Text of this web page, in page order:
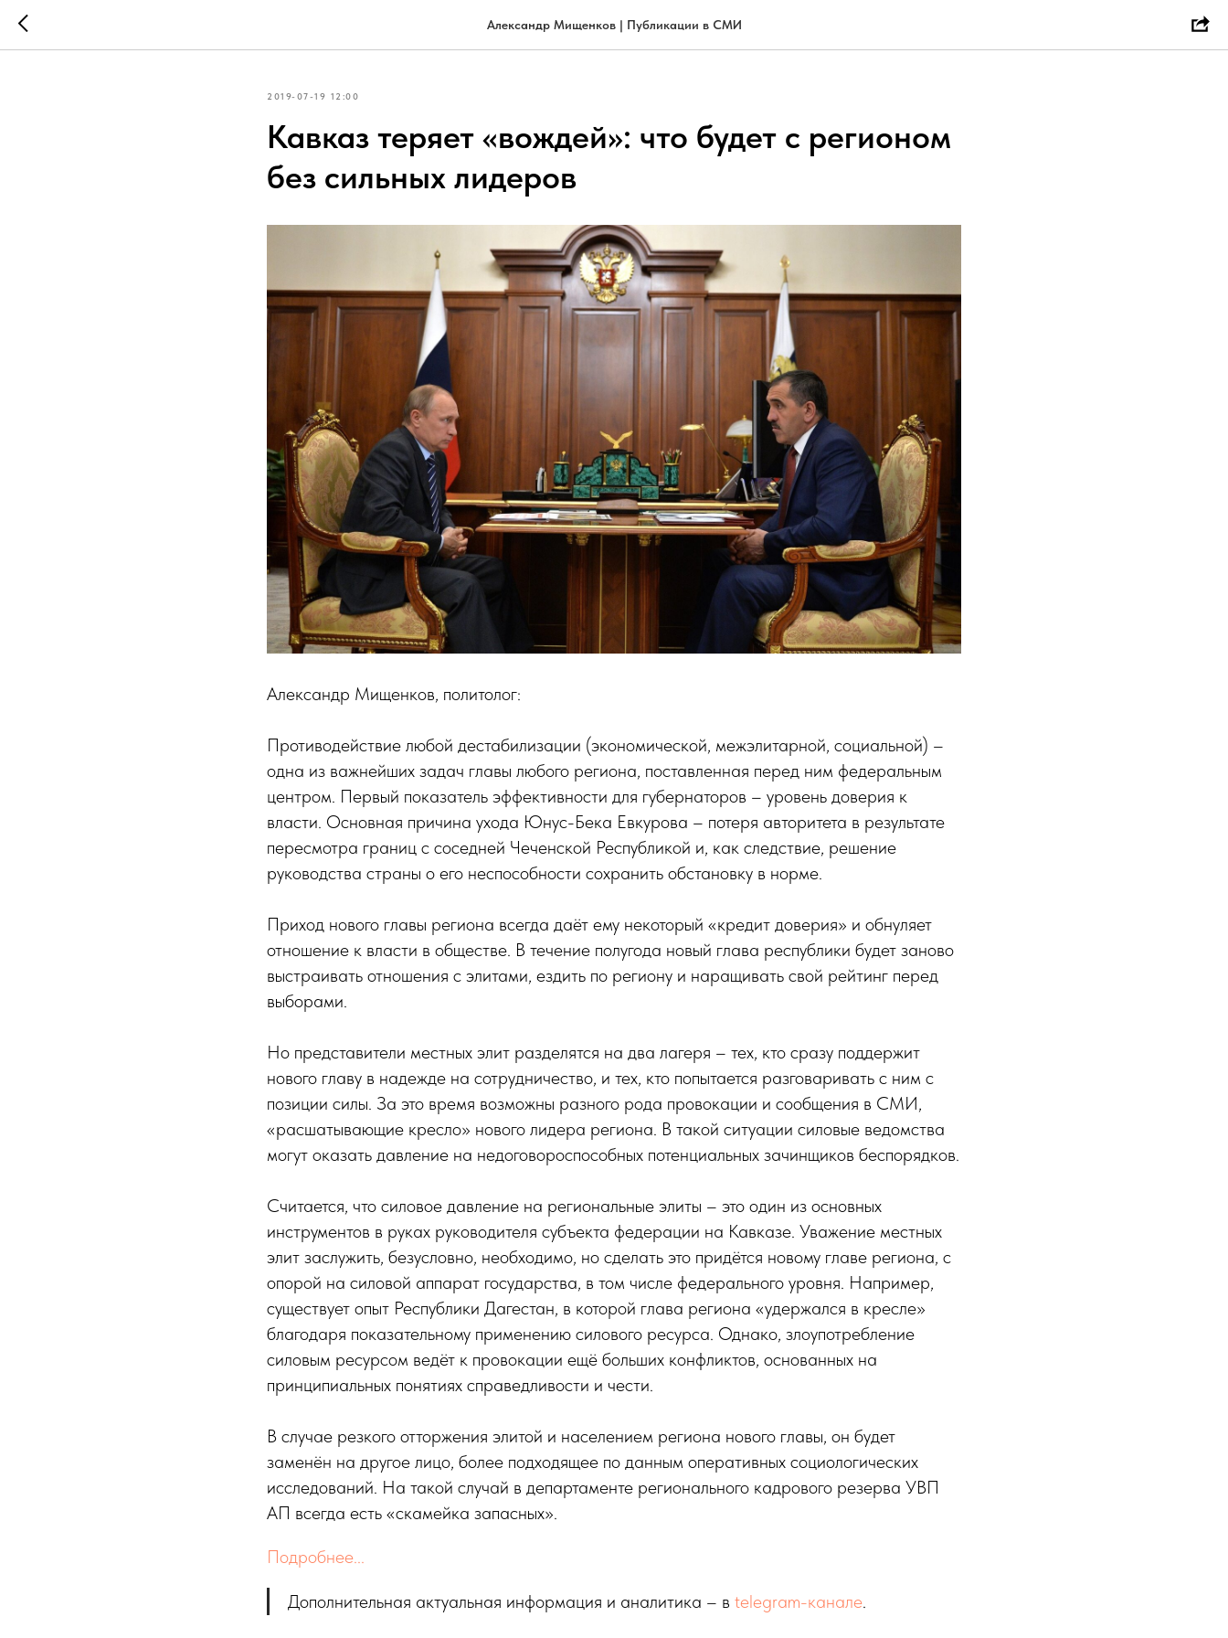
Александр Мищенков | Публикации в СМИ
2019-07-19 12:00
Кавказ теряет «вождей»: что будет с регионом
без сильных лидеров
Александр Мищенков, политолог:
Противодействие любой дестабилизации (экономической, межэлитарной, социальной) –
одна из важнейших задач главы любого региона, поставленная перед ним федеральным
центром. Первый показатель эффективности для губернаторов – уровень доверия к
власти. Основная причина ухода Юнус-Бека Евкурова – потеря авторитета в результате
пересмотра границ с соседней Чеченской Республикой и, как следствие, решение
руководства страны о его неспособности сохранить обстановку в норме.
Приход нового главы региона всегда даёт ему некоторый «кредит доверия» и обнуляет
отношение к власти в обществе. В течение полугода новый глава республики будет заново
выстраивать отношения с элитами, ездить по региону и наращивать свой рейтинг перед
выборами.
Но представители местных элит разделятся на два лагеря – тех, кто сразу поддержит
нового главу в надежде на сотрудничество, и тех, кто попытается разговаривать с ним с
позиции силы. За это время возможны разного рода провокации и сообщения в СМИ,
«расшатывающие кресло» нового лидера региона. В такой ситуации силовые ведомства
могут оказать давление на недоговороспособных потенциальных зачинщиков беспорядков.
Считается, что силовое давление на региональные элиты – это один из основных
инструментов в руках руководителя субъекта федерации на Кавказе. Уважение местных
элит заслужить, безусловно, необходимо, но сделать это придётся новому главе региона, с
опорой на силовой аппарат государства, в том числе федерального уровня. Например,
существует опыт Республики Дагестан, в которой глава региона «удержался в кресле»
благодаря показательному применению силового ресурса. Однако, злоупотребление
силовым ресурсом ведёт к провокации ещё больших конфликтов, основанных на
принципиальных понятиях справедливости и чести.
В случае резкого отторжения элитой и населением региона нового главы, он будет
заменён на другое лицо, более подходящее по данным оперативных социологических
исследований. На такой случай в департаменте регионального кадрового резерва УВП
АП всегда есть «скамейка запасных».
Подробнее...
Дополнительная актуальная информация и аналитика – в telegram-канале.